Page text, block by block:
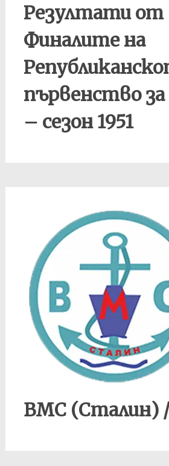
Резултати от
Финалите на
първенство
– сезон 1951
ВМС (Сталин)